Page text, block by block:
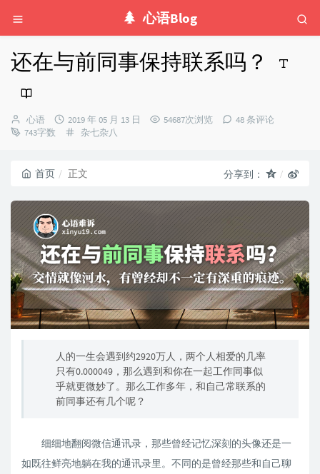
心语Blog
还在与前同事保持联系吗？
博
主：
心语
发
布
2019 年 05 月 13 日 54687次浏览
48 条评论
743字数
分
杂七杂八
首页 正文 分享到：
人的一生会遇到约2920万人，两个人相爱的几率
只有0.000049，那么遇到和你在一起工作同事似
乎就更微妙了。那么工作多年，和自己常联系的
前同事还有几个呢？
细细地翻阅微信通讯录，那些曾经记忆深刻的头像还是一
如既往鲜亮地躺在我的通讯录里。不同的是曾经那些和自己聊